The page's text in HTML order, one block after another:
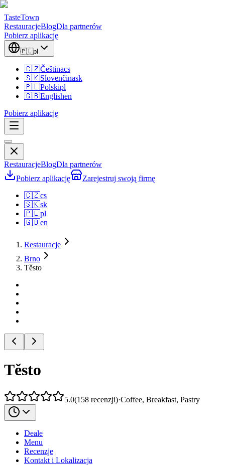
TasteTown
RestauracjeBlogDla partnerów
Pobierz aplikację
🇵🇱pl
🇨🇿Češtinacs
🇸🇰Slovenčinask
🇵🇱Polskipl
🇬🇧Englishen
Pobierz aplikację
RestauracjeBlogDla partnerów
Pobierz aplikację
Zarejestruj swoją firmę
🇨🇿cs
🇸🇰sk
🇵🇱pl
🇬🇧en
Restauracje
Brno
Těsto
Těsto
5.0(158 recenzji)·Coffee, Breakfast, Pastry
Deale
Menu
Recenzje
Kontakt i Lokalizacja